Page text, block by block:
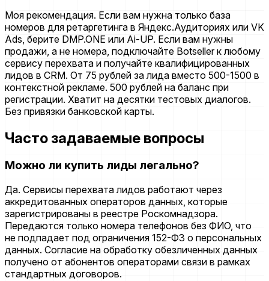
Моя рекомендация. Если вам нужна только база
номеров для ретаргетинга в Яндекс.Аудиториях или VK
Ads, берите DMP.ONE или Ai-UP. Если вам нужны
продажи, а не номера, подключайте Botseller к любому
сервису перехвата и получайте квалифицированных
лидов в CRM. От 75 рублей за лида вместо 500-1500 в
контекстной рекламе. 500 рублей на баланс при
регистрации. Хватит на десятки тестовых диалогов.
Без привязки банковской карты.
Часто задаваемые вопросы
Можно ли купить лиды легально?
Да. Сервисы перехвата лидов работают через
аккредитованных операторов данных, которые
зарегистрированы в реестре Роскомнадзора.
Передаются только номера телефонов без ФИО, что
не подпадает под ограничения 152-ФЗ о персональных
данных. Согласие на обработку обезличенных данных
получено от абонентов операторами связи в рамках
стандартных договоров.